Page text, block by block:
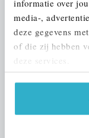
informatie over
media-,
deze gegevens
of die zij hebben
deze services.
UW AUTO